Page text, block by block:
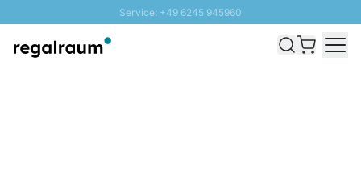
Service: +49 6245 945960
Snelle levering - Gratis verzending vanaf €100